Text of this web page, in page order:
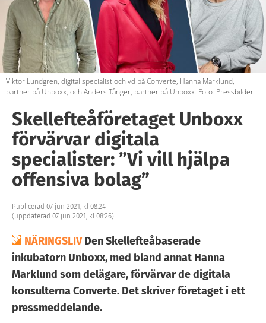
Viktor Lundgren, digital specialist och vd på Converte, Hanna Marklund,
partner på Unboxx, och Anders Tånger, partner på Unboxx. Foto: Pressbilder
Skellefteåföretaget Unboxx
förvärvar digitala
specialister: ”Vi vill hjälpa
offensiva bolag”
Publicerad 07 jun 2021, kl 08:24
(uppdaterad 07 jun 2021, kl 08:26)
NÄRINGSLIVDen Skellefteåbaserade
inkubatorn Unboxx, med bland annat Hanna
Marklund som delägare, förvärvar de digitala
konsulterna Converte. Det skriver företaget i ett
pressmeddelande.